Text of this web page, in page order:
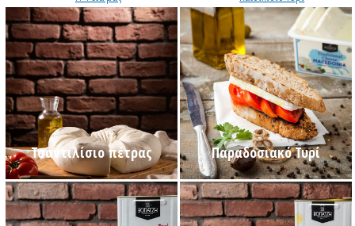
Τσαντιλίσιο πέτρας Παραδοσιακό Τυρί